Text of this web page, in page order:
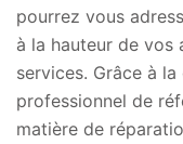
pourrez vous
à la hauteur de vos
services. Grâce à
professionnel de
matière de